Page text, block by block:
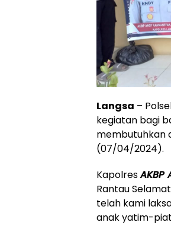
Langsa –
kegiatan bagi
membutuhkan
(07/04/2024).
KapolresAKBP
Rantau Selamat
telah kami
anak yatim-